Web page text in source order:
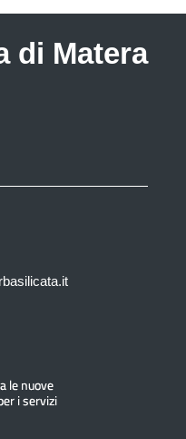
di Matera